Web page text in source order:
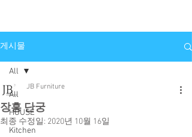
게시물
All
HOUSE
Kitchen
All
장흥 단궁
JB Furniture
최종 수정일: 2020년 10월 16일